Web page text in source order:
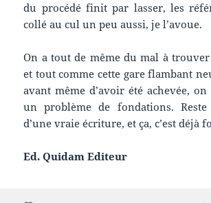
du procédé finit par lasser, les
collé au cul un peu aussi, je l’avoue.
On a tout de même du mal à
et tout comme cette gare flambant
avant même d’avoir été achevée,
un problème de fondations.
d’une vraie écriture, et ça, c’est déjà
Ed. Quidam Editeur